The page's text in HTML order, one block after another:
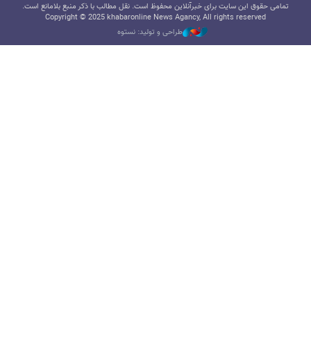
تمامی حقوق این سایت برای خبرآنلاین محفوظ است. نقل مطالب با ذکر منبع بلامانع است.
Copyright © 2025 khabaronline News Agancy, All rights reserved
طراحی و تولید: نستوه